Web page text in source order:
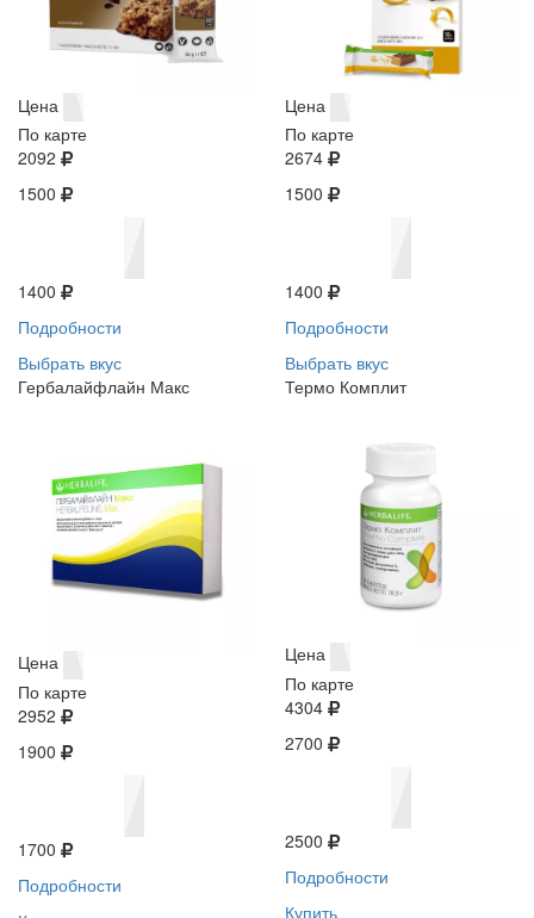
Цена
По карте
2092
1500
1400
Подробности
Выбрать вкус
Цена
По карте
2674
1500
1400
Подробности
Выбрать вкус
Гербалайфлайн Макс
Цена
По карте
2952
1900
1700
Подробности
Термо Комплит
Цена
По карте
4304
2700
2500
Подробности
Купить